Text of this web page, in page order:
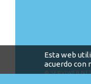
© SERVIWEB.NET
Esta web
acuerdo con